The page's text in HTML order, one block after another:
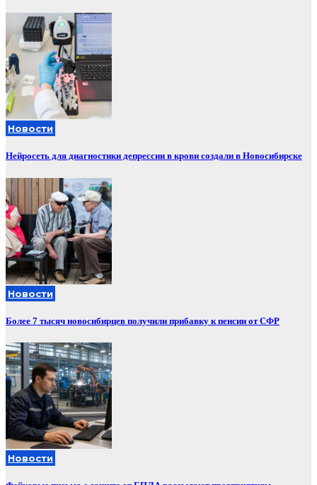
Новости
Нейросеть для диагностики депрессии в крови создали в Новосибирске
Новости
Более 7 тысяч новосибирцев получили прибавку к пенсии от СФР
Новости